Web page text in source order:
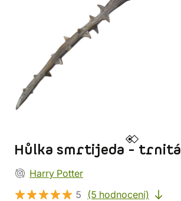
Hůlka smrtijeda - trnitá
Harry Potter
5
(5 hodnocení)